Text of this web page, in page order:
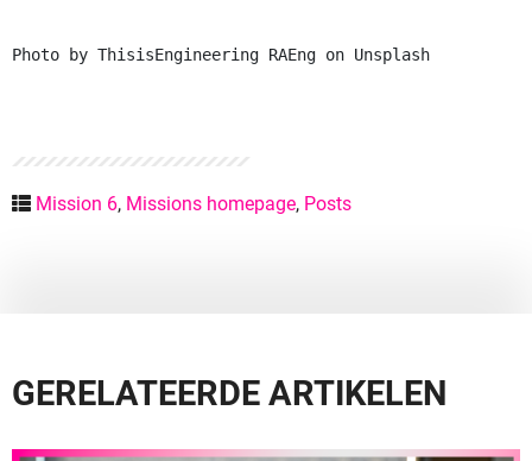
Photo by ThisisEngineering RAEng on Unsplash
Mission 6, Missions homepage, Posts
GERELATEERDE ARTIKELEN